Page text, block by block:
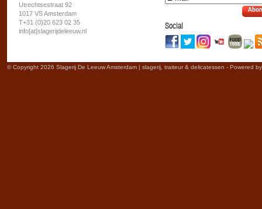
Utrechtsestraat 92
1017 VS Amsterdam
T+31 (0)20 623 02 35
info[at]slagerijdeleeuw.nl
Social
© Copyright 2026 Slagerij De Leeuw Amsterdam | slagerij, traiteur & delicatessen - Powered